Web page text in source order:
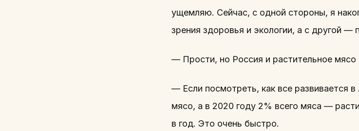
ущемляю. Сейчас, с одной стороны, я
зрения здоровья и экологии, а с другой —
— Прости, но Россия и растительное
— Если посмотреть, как все развивается
мясо, а в 2020 году 2% всего мяса —
в год. Это очень быстро.